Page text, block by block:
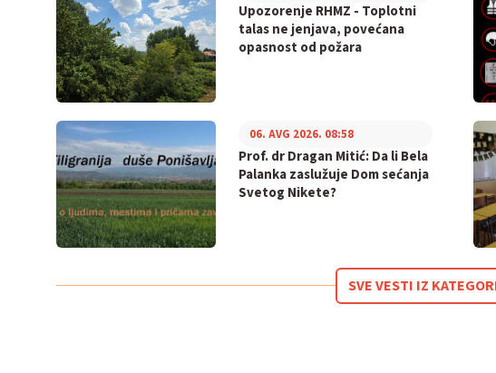
Upozorenje RHMZ - Toplotni
talas ne jenjava, povećana
opasnost od požara
Prof. dr Dragan Mitić: Da li Bela
Palanka zaslužuje Dom sećanja
Svetog Nikete?
06. AVG 2026. 08:58
SVE VESTI IZ